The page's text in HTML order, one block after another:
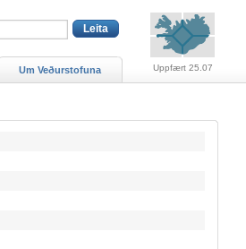
Um Veðurstofuna Uppfært 25.07